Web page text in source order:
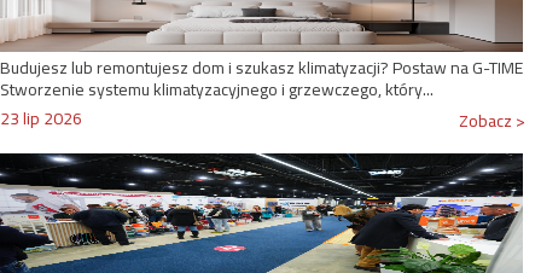
Budujesz lub remontujesz dom i szukasz klimatyzacji? Postaw na G-TIME
Stworzenie systemu klimatyzacyjnego i grzewczego, który...
23 lip 2026
Zobacz >